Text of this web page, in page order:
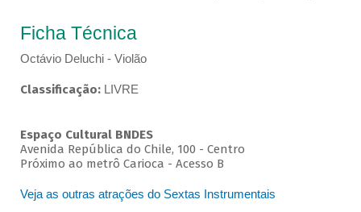
Ficha Técnica
Octávio Deluchi - Violão
Classificação: LIVRE
Espaço Cultural BNDES
Avenida República do Chile, 100 - Centro
Próximo ao metrô Carioca - Acesso B
Veja as outras atrações do Sextas Instrumentais